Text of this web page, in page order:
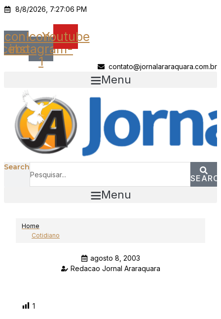
Ir
o
conteúdo
8/8/2026, 7:27:06 PM
Icon-Icon-
instagram-
1
Youtube
contato@jornalararaquara.com.br
Menu
Search
Menu
Home
Cotidiano
agosto 8, 2003
Redacao Jornal Araraquara
1